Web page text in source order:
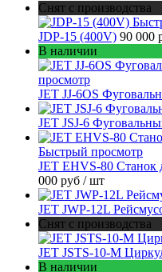
Снят с производства
JDP-15 (400V) 90 000
В наличии
просмотр
JET JJ-6OS
JET JSJ-6
Быстрый просмотр
JET EHVS-80 Станок
000 руб / шт
JET JWP-12L
Снят с производства
JET JSTS-10-M
В наличии